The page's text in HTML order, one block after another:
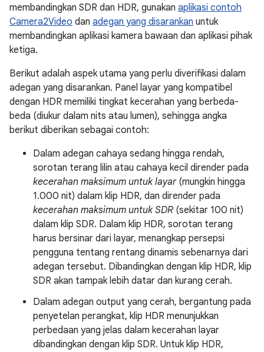
membandingkan SDR dan HDR, gunakan aplikasi contoh
Camera2Video dan adegan yang disarankan untuk
membandingkan aplikasi kamera bawaan dan aplikasi pihak
ketiga.
Berikut adalah aspek utama yang perlu diverifikasi dalam
adegan yang disarankan. Panel layar yang kompatibel
dengan HDR memiliki tingkat kecerahan yang berbeda-
beda (diukur dalam nits atau lumen), sehingga angka
berikut diberikan sebagai contoh:
Dalam adegan cahaya sedang hingga rendah,
sorotan terang lilin atau cahaya kecil dirender pada
kecerahan maksimum untuk layar(mungkin hingga
1.000 nit) dalam klip HDR, dan dirender pada
kecerahan maksimum untuk SDR (sekitar 100 nit)
dalam klip SDR. Dalam klip HDR, sorotan terang
harus bersinar dari layar, menangkap persepsi
pengguna tentang rentang dinamis sebenarnya dari
adegan tersebut. Dibandingkan dengan klip HDR, klip
SDR akan tampak lebih datar dan kurang cerah.
Dalam adegan output yang cerah, bergantung pada
penyetelan perangkat, klip HDR menunjukkan
perbedaan yang jelas dalam kecerahan layar
dibandingkan dengan klip SDR. Untuk klip HDR,